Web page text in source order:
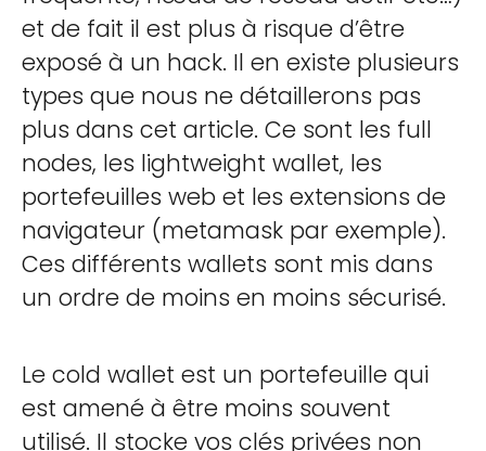
et de fait il est plus à risque d’être
exposé à un hack. Il en existe plusieurs
types que nous ne détaillerons pas
plus dans cet article. Ce sont les full
nodes, les lightweight wallet, les
portefeuilles web et les extensions de
navigateur (metamask par exemple).
Ces différents wallets sont mis dans
un ordre de moins en moins sécurisé.
Le cold wallet est un portefeuille qui
est amené à être moins souvent
utilisé. Il stocke vos clés privées non